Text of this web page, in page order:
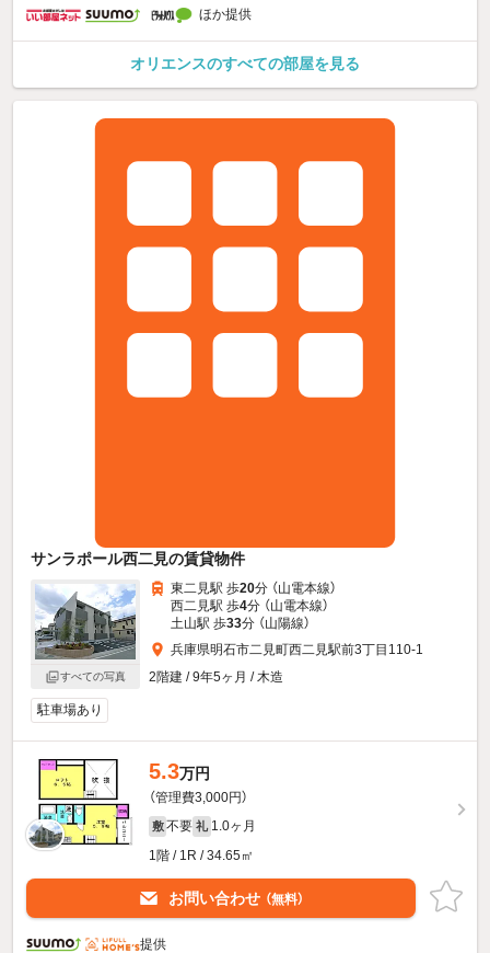
ほか提供
オリエンスのすべての部屋を見る
サンラポール西二見の賃貸物件
すべての写真
東二見駅 歩20分 （山電本線）
西二見駅 歩4分 （山電本線）
土山駅 歩33分 （山陽線）
兵庫県明石市二見町西二見駅前3丁目110-1
2階建 / 9年5ヶ月 / 木造
駐車場あり
5.3万円
（管理費3,000円）
敷 不要 礼 1.0ヶ月
1階 / 1R / 34.65㎡
お問い合わせ （無料）
提供